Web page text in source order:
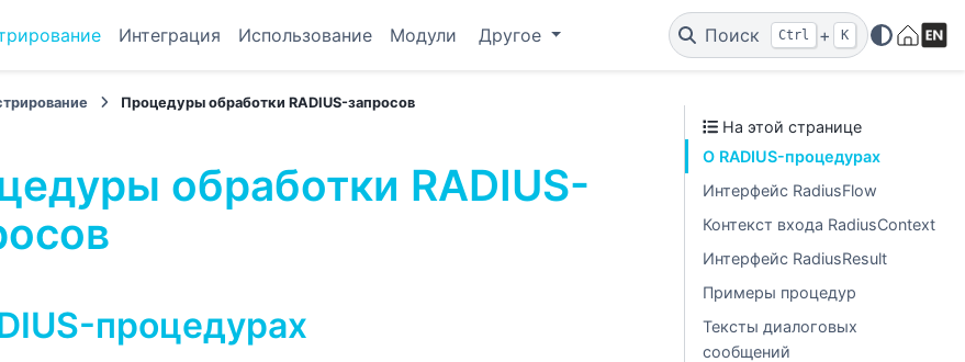
Интеграция Использование Модули Другое Поиск Ctrl + K
Процедуры обработки RADIUS-запросов
обработки RADIUS-
процедурах
На этой странице
О RADIUS-процедурах
Интерфейс RadiusFlow
Контекст входа RadiusContext
Интерфейс RadiusResult
Примеры процедур
Тексты диалоговых
сообщений